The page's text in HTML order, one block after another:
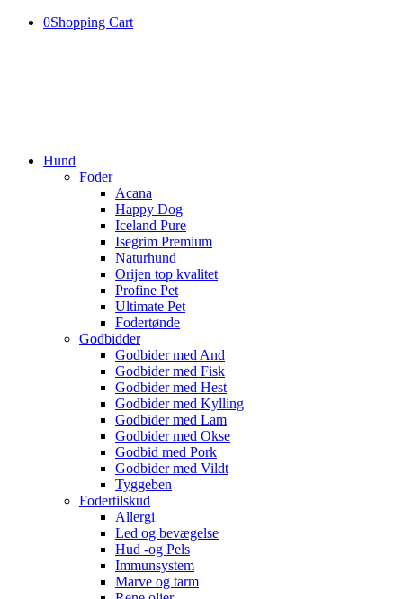
0Shopping Cart
Hund
Foder
Acana
Happy Dog
Iceland Pure
Isegrim Premium
Naturhund
Orijen top kvalitet
Profine Pet
Ultimate Pet
Fodertønde
Godbidder
Godbider med And
Godbider med Fisk
Godbider med Hest
Godbider med Kylling
Godbider med Lam
Godbider med Okse
Godbid med Pork
Godbider med Vildt
Tyggeben
Fodertilskud
Allergi
Led og bevægelse
Hud -og Pels
Immunsystem
Marve og tarm